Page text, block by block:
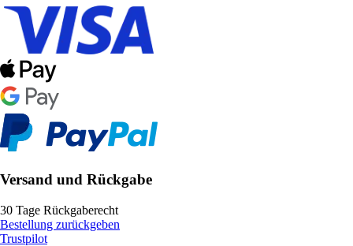
Versand und Rückgabe
30 Tage Rückgaberecht
Bestellung zurückgeben
Trustpilot